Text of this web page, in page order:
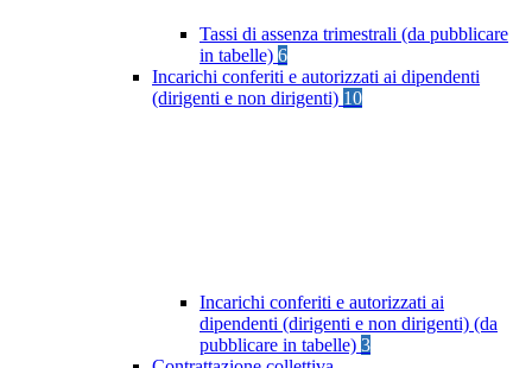
Tassi di assenza trimestrali (da pubblicare
in tabelle) 6
Incarichi conferiti e autorizzati ai dipendenti
(dirigenti e non dirigenti) 10
Incarichi conferiti e autorizzati ai
dipendenti (dirigenti e non dirigenti) (da
pubblicare in tabelle) 3